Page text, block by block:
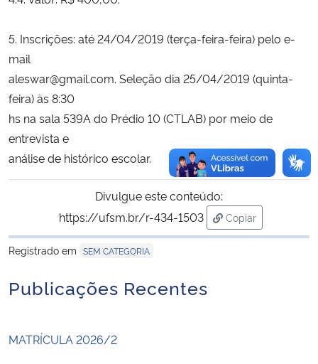
5. Inscrições: até 24/04/2019 (terça-feira-feira) pelo e-
mail
aleswar@gmail.com. Seleção dia 25/04/2019 (quinta-
feira) às 8:30
hs na sala 539A do Prédio 10 (CTLAB) por meio de
entrevista e
análise de histórico escolar.
Divulgue este conteúdo:
https://ufsm.br/r-434-1503
Copiar
para área de
Registrado em SEM CATEGORIA
Publicações Recentes
MATRÍCULA 2026/2